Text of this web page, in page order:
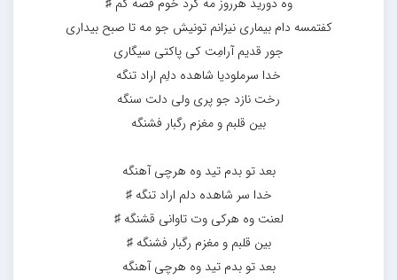
کفتمسه دام بیماری نیزانم تونیش جو مه تا صبح بیداری
جور قدیم آرامِت کی پاکتی سیگاری
خدا سرملودیا شاهده دلِم اراد تنگه
رخت نازد جو پری ولی دلت سنگه
بین قلبم و مغزم رگبار فشنگه
بعد تو بدم تید وه هرچی آهنگه
خدا سر شاهده دلم اراد تنگه ♯
لعنت وه هرکی وت تاوانی قشنگه ♯
بین قلبم و مغزم رگبار فشنگه ♯
بعد تو بدم تید وه هرچی آهنگه